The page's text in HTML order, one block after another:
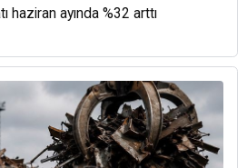
haziran ayında %32 arttı